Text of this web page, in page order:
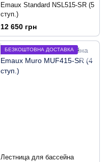
Emaux Standard NSL515-SR (5
ступ.)
12 650 грн
БЕЗКОШТОВНА ДОСТАВКА
Лестница для бассейна